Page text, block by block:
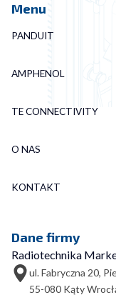
Menu
PANDUIT
AMPHENOL
TE CONNECTIVITY
O NAS
KONTAKT
Dane firmy
Radiotechnika
ul. Fabryczna 20,
55-080 Kąty